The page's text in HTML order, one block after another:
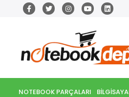
NOTEBOOK PARÇALARI